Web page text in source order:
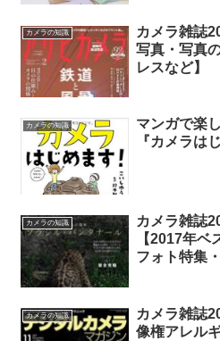
カメラの知識
カメラ雑誌
写真・写真
レスなど】
カメラの知識
マンガで楽
『カメラは
カメラの知識
カメラ雑誌
【2017年ベ
フォト特集
カメラの知識
カメラ雑誌
像権アレル